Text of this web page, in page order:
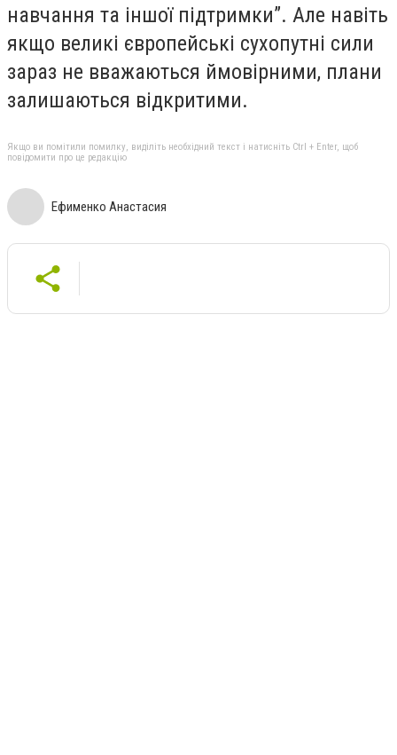
навчання та іншої підтримки”. Але навіть
якщо великі європейські сухопутні сили
зараз не вважаються ймовірними, плани
залишаються відкритими.
Якщо ви помітили помилку, виділіть необхідний текст і натисніть Ctrl + Enter, щоб
повідомити про це редакцію
Ефименко Анастасия